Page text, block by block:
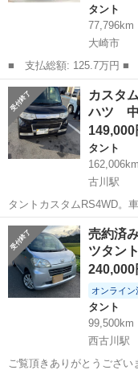
タント
77,796km
大崎市
■ 支払総額: 125.7万円 ■ 車両本体価格： 1,180,000 円 ■ メーカ
ー名： ダイハツ ■ 車種
ＲＳ アイドリング 被害
ラ 運転席...
宮城 大崎市 タント
カスタ
ハツ
149,000
タント
162,006km
古川駅
タントカスタムRS4WD。
車確認、受け渡し等は土日
に出来ない場合もありま
ます。 小傷擦り傷等もご
宮城 大崎市 古川駅
売約済
ツタン
240,000
オンライン
タント
99,500km
西古川駅
ご覧頂きありがとうござい